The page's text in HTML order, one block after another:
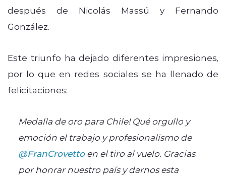
después de Nicolás Massú y Fernando
González.
Este triunfo ha dejado diferentes impresiones,
por lo que en redes sociales se ha llenado de
felicitaciones:
Medalla de oro para Chile! Qué orgullo y
emoción el trabajo y profesionalismo de
@FranCrovettoen el tiro al vuelo. Gracias
por honrar nuestro país y darnos esta